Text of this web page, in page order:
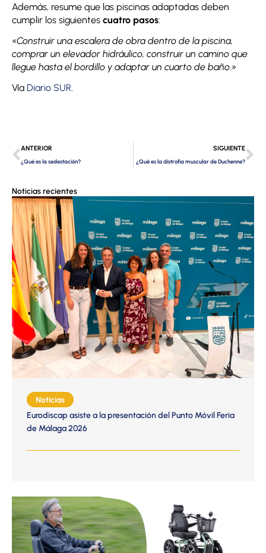
Además, resume que las piscinas adaptadas deben
cumplir los siguientes cuatro pasos:
«Construir una escalera de obra dentro de la piscina,
comprar un elevador hidráulico, construir un camino que
llegue hasta el bordillo y adaptar un cuarto de baño .»
Vía Diario SUR
Ant
ANTERIOR
¿Qué es la sedestación?
SIGUIENTE
¿Qué es la distrofia muscular de Duchenne?
Noticias recientes
Noticias
Eurodiscap asiste a la presentación del Punto Móvil Feria
de Málaga 2026